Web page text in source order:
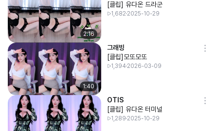
2:16
[클립] 유다온 드라군
1,682 2025-10-29
1:40
그래빙
[클립]모또모또
1,394 2026-03-09
OTIS
[클립] 유다온 터미널
1,289 2025-10-29